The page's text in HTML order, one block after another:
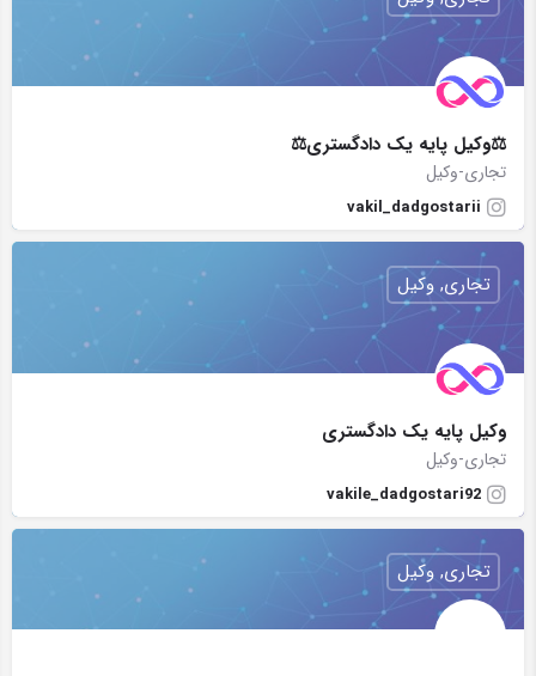
⚖وکیل پایه یک دادگستری⚖
تجاری-وکیل
vakil_dadgostarii
وکیل پایه یک دادگستری
تجاری-وکیل
vakile_dadgostari92
تجاری, وکیل
تجاری, وکیل